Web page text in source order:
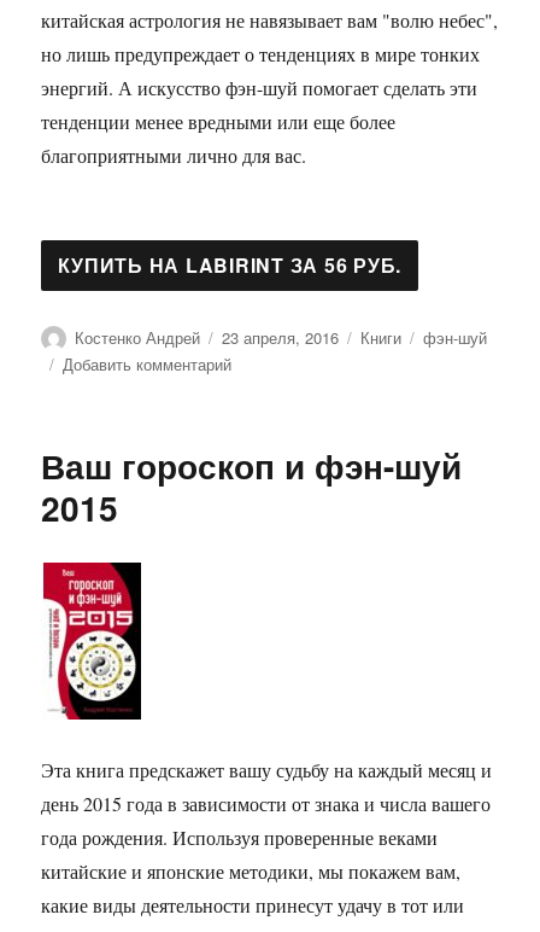
китайская астрология не навязывает вам "волю небес",
но лишь предупреждает о тенденциях в мире тонких
энергий. А искусство фэн-шуй помогает сделать эти
тенденции менее вредными или еще более
благоприятными лично для вас.
Автор
Костенко Андрей Опубликовано
23 апреля, 2016 Рубрики
Книги Метки
фэн-шуй
Добавить комментарийк
астропрогноз
Ваш гороскоп и фэн-шуй
2015
Эта книга предскажет вашу судьбу на каждый месяц и
день 2015 года в зависимости от знака и числа вашего
года рождения. Используя проверенные веками
китайские и японские методики, мы покажем вам,
какие виды деятельности принесут удачу в тот или